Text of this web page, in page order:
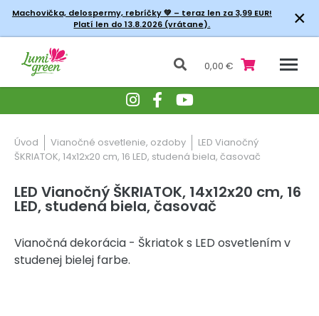
Machovička, delospermy, rebríčky💚 – teraz len za 3,99 EUR!
Platí len do 13.8.2026 (vrátane).
×
0,00 €
Úvod Vianočné osvetlenie, ozdoby
LED Vianočný
ŠKRIATOK, 14x12x20 cm, 16 LED, studená biela, časovač
LED Vianočný ŠKRIATOK, 14x12x20 cm, 16
LED, studená biela, časovač
Vianočná dekorácia - Škriatok s LED osvetlením v
studenej bielej farbe.